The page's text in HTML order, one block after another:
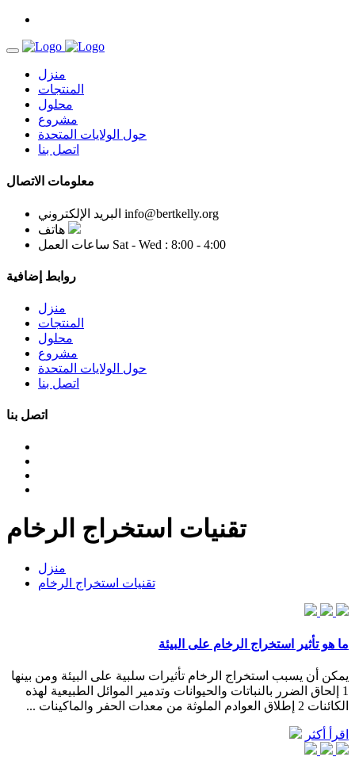
منزل
المنتجات
محلول
مشروع
حول الولايات المتحدة
اتصل بنا
معلومات الاتصال
البريد الإلكتروني info@bertkelly.org
هاتف
ساعات العمل Sat - Wed : 8:00 - 4:00
روابط إضافية
منزل
المنتجات
محلول
مشروع
حول الولايات المتحدة
اتصل بنا
اتصل بنا
تقنيات استخراج الرخام
منزل
تقنيات استخراج الرخام
ما هو تأثير استخراج الرخام على البيئة
يمكن أن يسبب استخراج الرخام تأثيرات سلبية على البيئة ومن بينها
1 إلحاق الضرر بالنباتات والحيوانات وتدمير الموائل الطبيعية لهذه
الكائنات 2 إطلاق العوادم الملوثة من معدات الحفر والماكينات ...
اقرأ أكثر